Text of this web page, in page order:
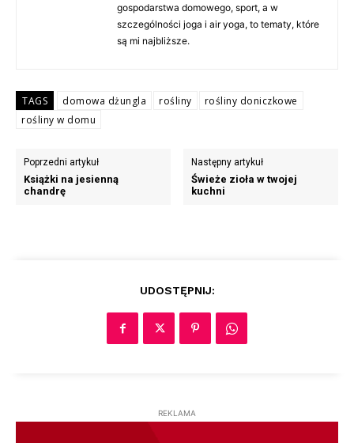
gospodarstwa domowego, sport, a w
szczególności joga i air yoga, to tematy, które
są mi najbliższe.
TAGS domowa dżungla rośliny
rośliny doniczkowe
rośliny w domu
Poprzedni artykuł
Książki na jesienną
chandrę
Następny artykuł
Świeże zioła w twojej
kuchni
UDOSTĘPNIJ:
REKLAMA